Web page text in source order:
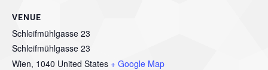
VENUE
Schleifmühlgasse 23
Schleifmühlgasse 23
Wien, 1040 United States + Google Map